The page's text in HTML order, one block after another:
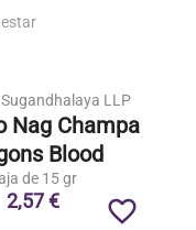
LLP
Nag Champa
Blood
de 15 gr
2,57 € favorite_border